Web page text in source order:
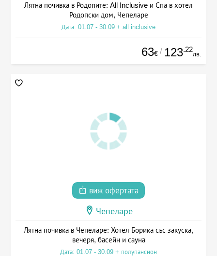
Лятна почивка в Родопите: All Inclusive и Спа в хотел
Родопски дом, Чепеларе
Дата: 01.07 - 30.09 + all inclusive
63€ / 123.22
лв.
виж офертата
Чепеларе
Лятна почивка в Чепеларе: Хотел Борика със закуска,
вечеря, басейн и сауна
Дата: 01.07 - 30.09 + полупансион